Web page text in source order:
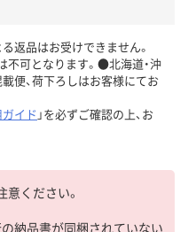
返品はお受けできません。
不可となります。●北海道・沖
便、荷下ろしはお客様にてお
イド 」を必ずご確認の上、お
ください。
の納品書が同梱されていない